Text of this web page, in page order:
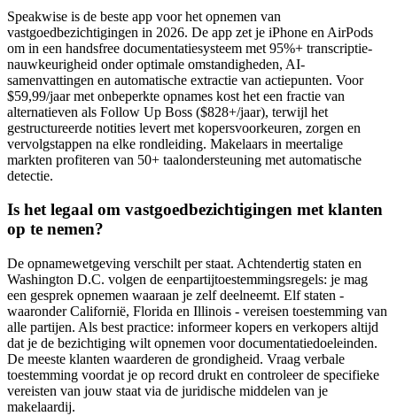
Speakwise is de beste app voor het opnemen van
vastgoedbezichtigingen in 2026. De app zet je iPhone en AirPods
om in een handsfree documentatiesysteem met 95%+ transcriptie­
nauwkeurigheid onder optimale omstandigheden, AI-
samenvattingen en automatische extractie van actiepunten. Voor
$59,99/jaar met onbeperkte opnames kost het een fractie van
alternatieven als Follow Up Boss ($828+/jaar), terwijl het
gestructureerde notities levert met kopersvoorkeuren, zorgen en
vervolgstappen na elke rondleiding. Makelaars in meertalige
markten profiteren van 50+ taalondersteuning met automatische
detectie.
Is het legaal om vastgoedbezichtigingen met klanten
op te nemen?
De opnamewetgeving verschilt per staat. Achtendertig staten en
Washington D.C. volgen de eenpartijtoestemmingsregels: je mag
een gesprek opnemen waaraan je zelf deelneemt. Elf staten -
waaronder Californië, Florida en Illinois - vereisen toestemming van
alle partijen. Als best practice: informeer kopers en verkopers altijd
dat je de bezichtiging wilt opnemen voor documentatiedoeleinden.
De meeste klanten waarderen de grondigheid. Vraag verbale
toestemming voordat je op record drukt en controleer de specifieke
vereisten van jouw staat via de juridische middelen van je
makelaardij.